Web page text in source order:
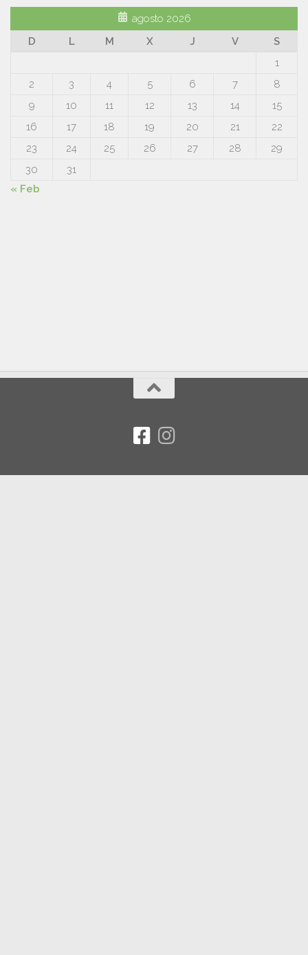
agosto 2026
D
L M X J V
S
1
2
3 4 5 6 7
8
9
10 11 12 13 14
15
16
17 18 19 20 21
22
23
24 25 26 27 28
29
30
31
« Feb